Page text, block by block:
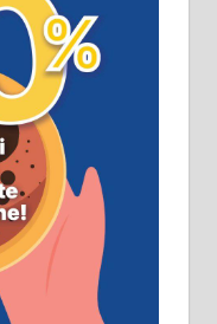
20
радно
41-122 –